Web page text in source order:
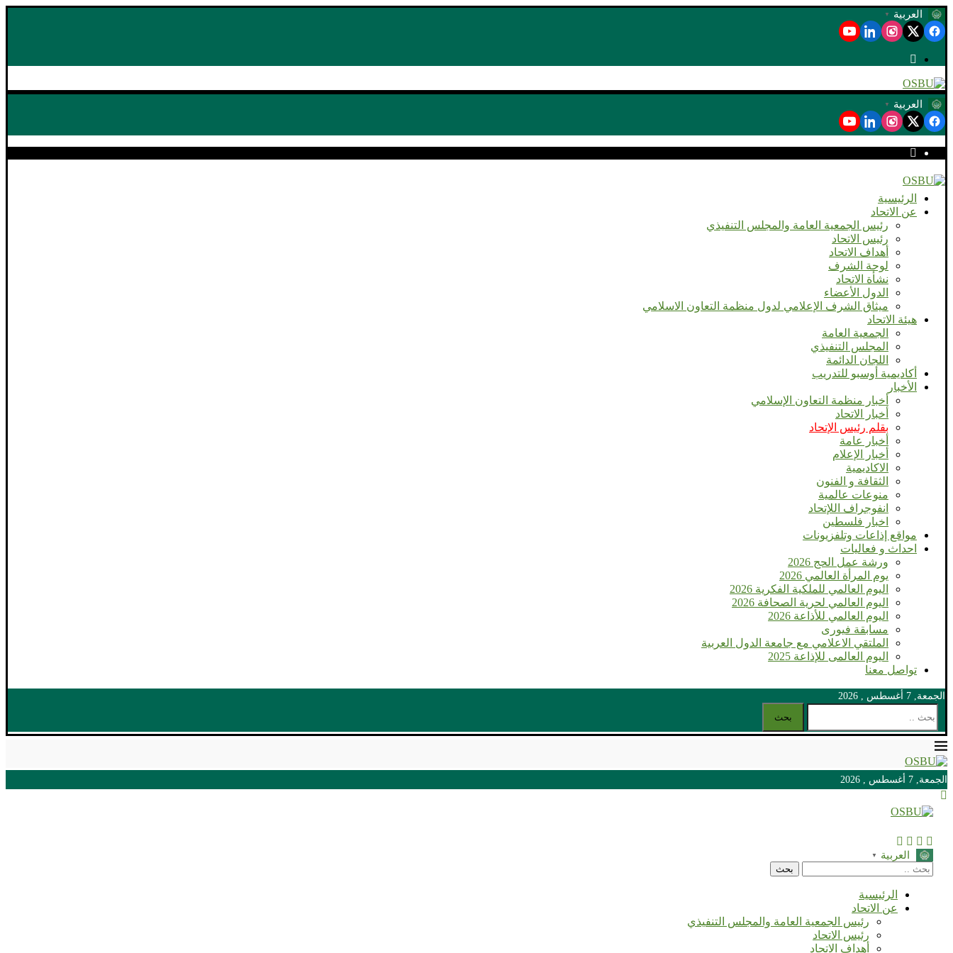
العربية ▼
العربية ▼
الرئيسية
عن الاتحاد
رئيس الجمعية العامة والمجلس التنفيذي
رئيس الاتحاد
أهداف الاتحاد
لوحة الشرف
نشأة الاتحاد
الدول الأعضاء
ميثاق الشرف الإعلامي لدول منظمة التعاون الاسلامي
هيئة الاتحاد
الجمعية العامة
المجلس التنفيذي
اللجان الدائمة
أكاديمية أوسبو للتدريب
الأخبار
أخبار منظمة التعاون الإسلامي
أخبار الاتحاد
بقلم رئيس الإتحاد
أخبار عامة
أخبار الإعلام
الاكاديمية
الثقافة و الفنون
منوعات عالمية
انفوجراف اللإتحاد
اخبار فلسطين
مواقع إذاعات وتلفزيونات
احداث و فعاليات
ورشة عمل الحج 2026
يوم المرأة العالمي 2026
اليوم العالمي للملكية الفكرية 2026
اليوم العالمي لحرية الصحافة 2026
اليوم العالمي للأذاعة 2026
مسابقة فيورى
الملتقي الاعلامي مع جامعة الدول العربية
اليوم العالمى للإذاعة 2025
تواصل معنا
الجمعة, 7 أغسطس , 2026
بحث
الجمعة, 7 أغسطس , 2026
العربية ▼
بحث
الرئيسية
عن الاتحاد
رئيس الجمعية العامة والمجلس التنفيذي
رئيس الاتحاد
أهداف الاتحاد